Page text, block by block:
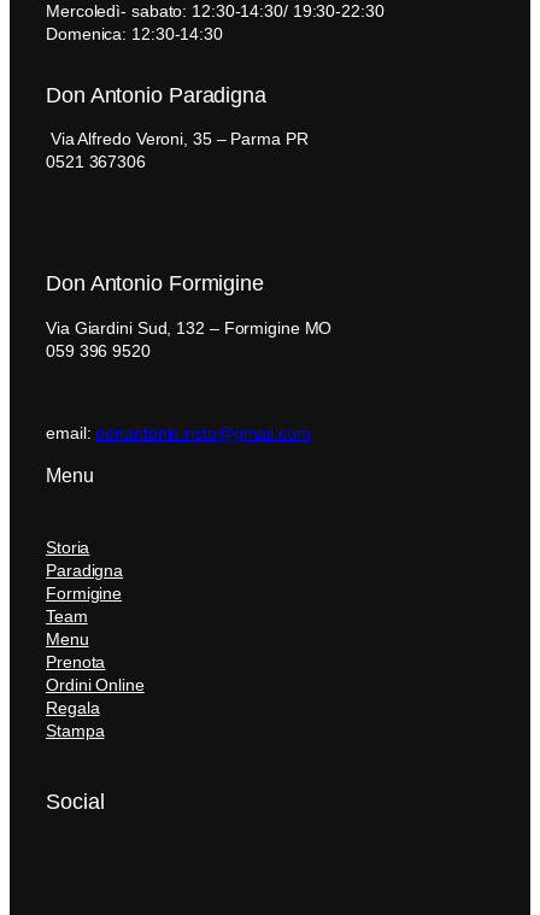
Mercoledì- sabato: 12:30-14:30/ 19:30-22:30
Domenica: 12:30-14:30
Don Antonio Paradigna
Via Alfredo Veroni, 35 – Parma PR
0521 367306
Don Antonio Formigine
Via Giardini Sud, 132 – Formigine MO
059 396 9520
email:donantonio.risto@gmail.com
Menu
Storia
Paradigna
Formigine
Team
Menu
Prenota
Ordini Online
Regala
Stampa
Social